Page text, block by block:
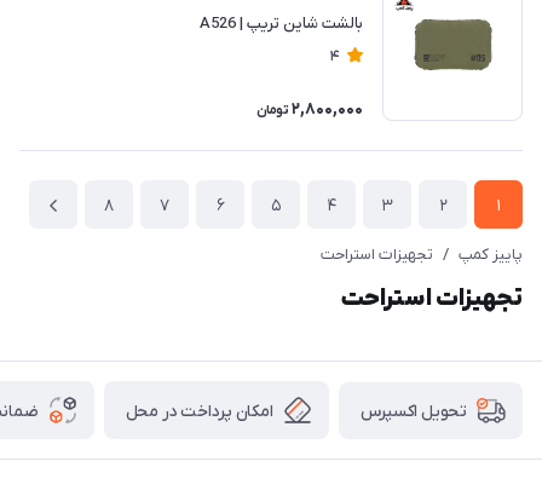
بالشت شاین تریپ | A526
4
2,800,000 تومان
1
2
3
4
5
6
7
8
پاییز کمپ / تجهیزات استراحت
تجهیزات استراحت
تحویل اکسپرس امکان پرداخت در محل